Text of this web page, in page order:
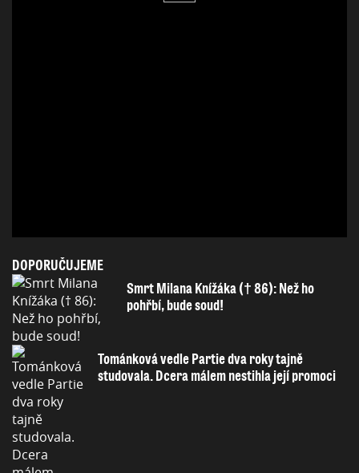
DOPORUČUJEME
Smrt Milana Knížáka († 86): Než ho
pohřbí, bude soud!
Tománková vedle Partie dva roky tajně
studovala. Dcera málem nestihla její promoci